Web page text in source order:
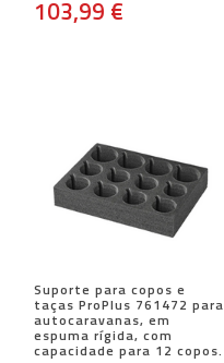
103,99 €
Suporte para copos e
taças ProPlus 761472 para
autocaravanas, em
espuma rígida, com
capacidade para 12 copos.